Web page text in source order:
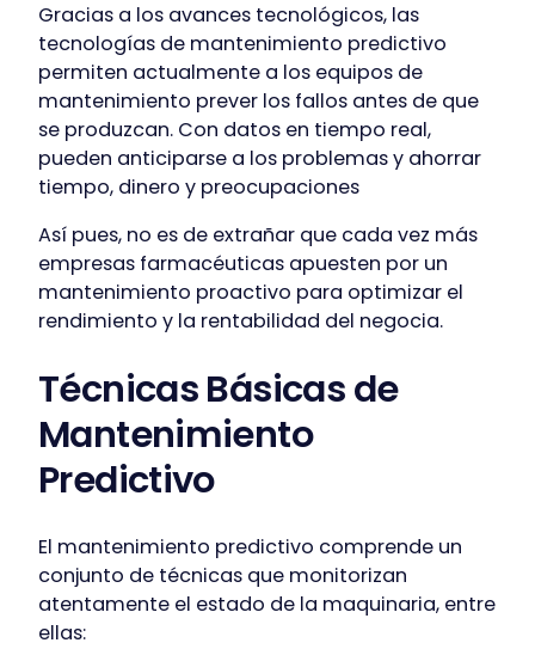
Gracias a los avances tecnológicos, las
tecnologías de mantenimiento predictivo
permiten actualmente a los equipos de
mantenimiento prever los fallos antes de que
se produzcan. Con datos en tiempo real,
pueden anticiparse a los problemas y ahorrar
tiempo, dinero y preocupaciones
Así pues, no es de extrañar que cada vez más
empresas farmacéuticas apuesten por un
mantenimiento proactivo para optimizar el
rendimiento y la rentabilidad del negocia.
Técnicas Básicas de
Mantenimiento
Predictivo
El mantenimiento predictivo comprende un
conjunto de técnicas que monitorizan
atentamente el estado de la maquinaria, entre
ellas: